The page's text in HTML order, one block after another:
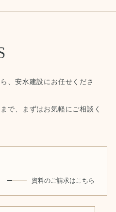
、安水建設にお任せくださ
で、まずはお気軽にご相談く
資料のご請求はこちら